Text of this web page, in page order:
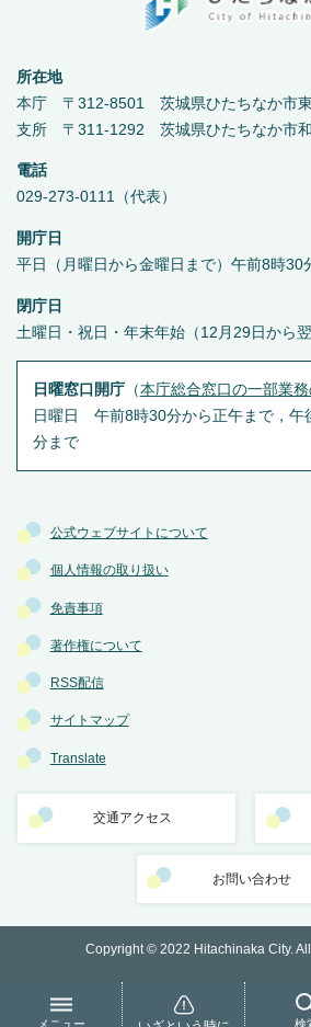
メニュー 検
公式ウェブサイトについて
個人情報の取り扱い
免責事項
著作権について
RSS配信
サイトマップ
Translate
交通アクセス
お問い合わせ
所在地
本庁 〒312-8501 茨城県ひたちなか市
支所 〒311-1292 茨城県ひたちなか市
電話
029-273-0111（代表）
開庁日
平日（月曜日から金曜日まで）午前8時30
閉庁日
土曜日・祝日・年末年始（12月29日から
日曜窓口開庁（本庁総合窓口の一部業務
日曜日 午前8時30分から正午まで，午
分まで
Copyright © 2022 Hitachinaka City. All